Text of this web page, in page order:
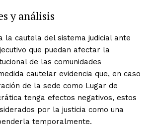
y análisis
la cautela del sistema judicial ante
que puedan afectar la
de las comunidades
cautelar evidencia que, en caso
de la sede como Lugar de
tenga efectos negativos, estos
por la justicia como una
temporalmente.